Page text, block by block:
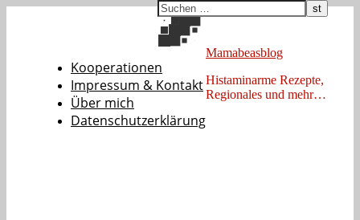
Kooperationen
Impressum & Kontakt
Über mich
Datenschutzerklärung
Mamabeasblog
Histaminarme Rezepte,
Regionales und mehr…